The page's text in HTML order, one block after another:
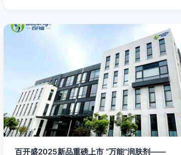
百开盛2025新品重磅上市 “万能”润肤剂——